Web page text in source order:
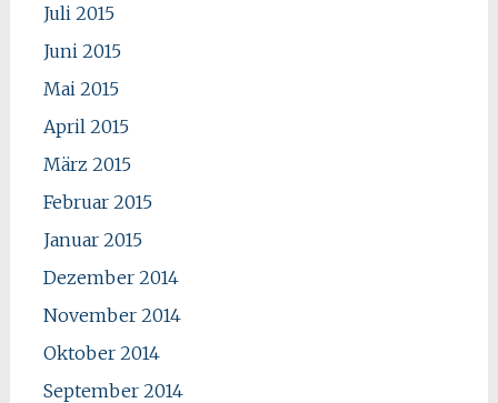
Juli 2015
Juni 2015
Mai 2015
April 2015
März 2015
Februar 2015
Januar 2015
Dezember 2014
November 2014
Oktober 2014
September 2014